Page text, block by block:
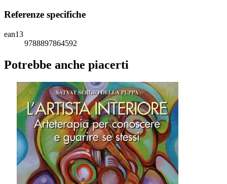
Referenze specifiche
ean13
9788897864592
Potrebbe anche piacerti